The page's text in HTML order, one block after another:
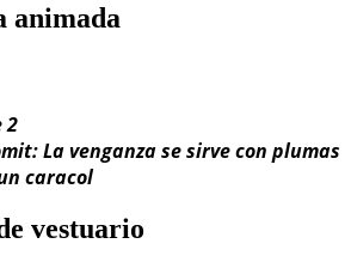
animada
2
La venganza se sirve con plumas
caracol
vestuario